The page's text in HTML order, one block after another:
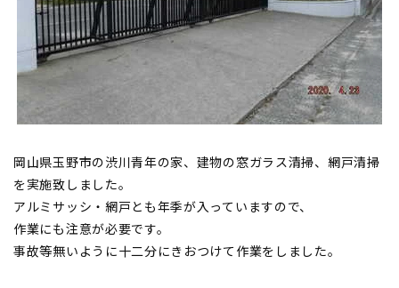
岡山県玉野市の渋川青年の家、建物の窓ガラス清掃、網戸清掃
を実施致しました。
アルミサッシ・網戸とも年季が入っていますので、
作業にも注意が必要です。
事故等無いように十二分にきおつけて作業をしました。